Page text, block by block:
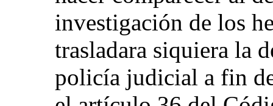
investigación de los
trasladara siquiera la
policía judicial a fin